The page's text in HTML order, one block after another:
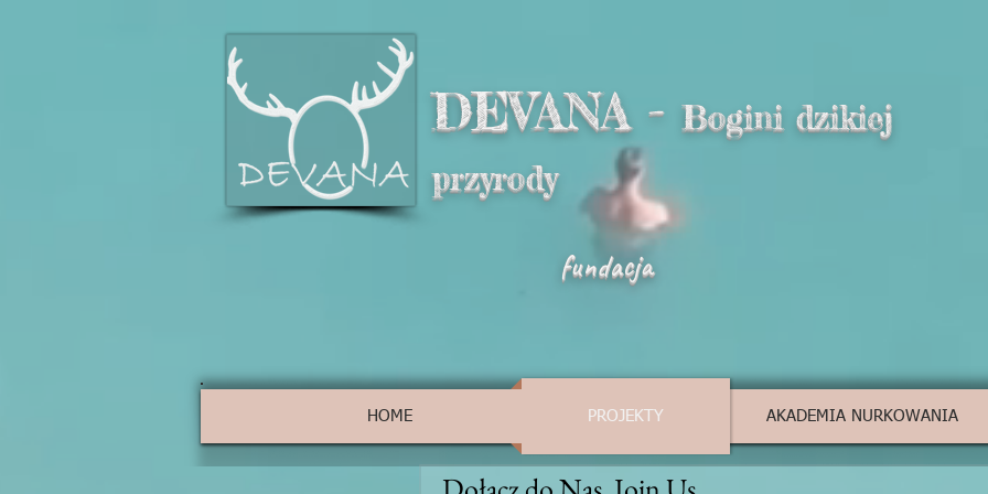
DEVANA - Bogini dzikiej
przyrody
fundacja
HOME PROJEKTY AKADEMIA NURKOWANIA